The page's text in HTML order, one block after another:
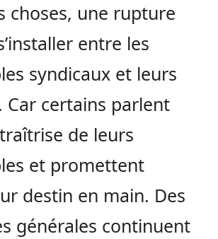
choses, une rupture
entre les
syndicaux et leurs
Car certains parlent
de leurs
et promettent
destin en main. Des
générales continuent